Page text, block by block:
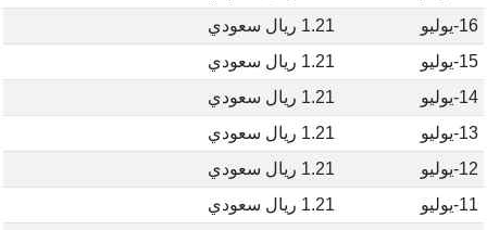
16-يوليو
1.21 ريال سعودي
15-يوليو
1.21 ريال سعودي
14-يوليو
1.21 ريال سعودي
13-يوليو
1.21 ريال سعودي
12-يوليو
1.21 ريال سعودي
11-يوليو
1.21 ريال سعودي